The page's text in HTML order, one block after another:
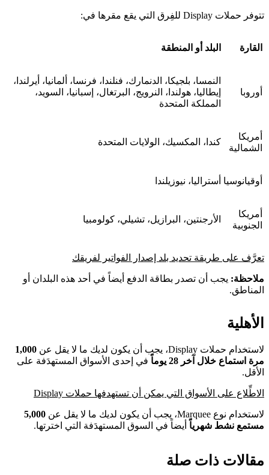
تتوفر حملات Display للفِرق التي يقع مقرها في:
القارة البلد أو المنطقة
أوروبا
النمسا، بلجيكا، الدنمارك، فنلندا، فرنسا، ألمانيا، أيرلندا،
إيطاليا، هولندا، النرويج، البرتغال، إسبانيا، السويد،
المملكة المتحدة
أمريكا
الشمالية
كندا، المكسيك، الولايات المتحدة
أوقيانوسيا أستراليا، نيوزيلندا
أمريكا
الجنوبية
الأرجنتين، البرازيل، تشيلي، كولومبيا
تعرَّف على طريقة تحديد بلد إصدار الفواتير لفريقك
ملاحظة: يجب أن تصدر بطاقة الدفع أيضاً في أحد هذه البلدان أو
المناطق.
الأهلية
لاستخدام حملات Display، يجب أن يكون لديك ما لا يقل عن
1,000
مرة استماع خلال آخر 28 يوماً
في إحدى الأسواق المستهدَفة على
الأقل.
الاطِّلاع على الأسواق التي يمكن أن تستهدفها حملات Display
لاستخدام نوع Marquee، يجب أن يكون لديك ما لا يقل عن
5,000
مستمع نشط شهرياً أيضاً في السوق المستهدَفة التي اخترتها.
مقالات ذات صلة